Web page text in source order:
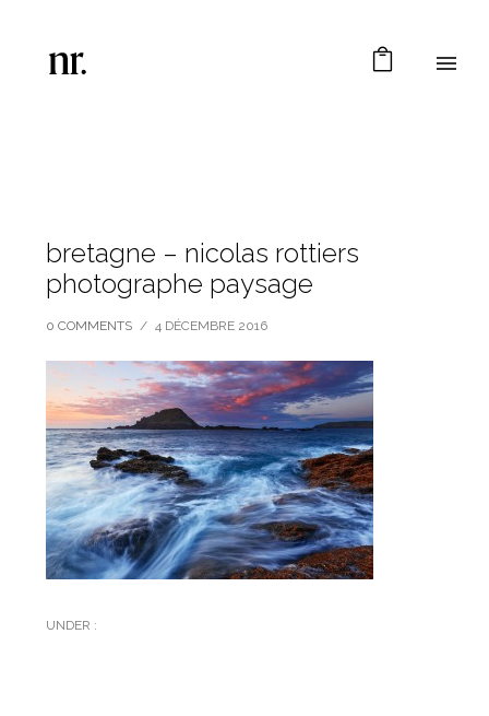
bretagne – nicolas rottiers
photographe paysage
0 COMMENTS / 4 DÉCEMBRE 2016
UNDER :